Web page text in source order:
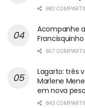
882
Acompanhe
Francisquinho
867
Lagarto: três
Marlene
em nova
843